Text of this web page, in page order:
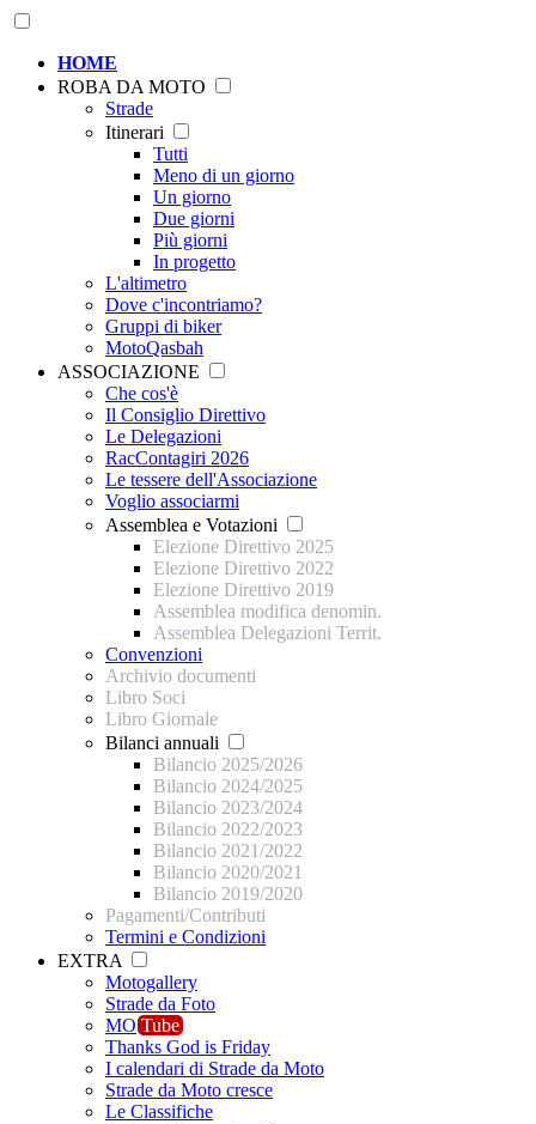
HOME
ROBA DA MOTO
Strade
Itinerari
Tutti
Meno di un giorno
Un giorno
Due giorni
Più giorni
In progetto
L'altimetro
Dove c'incontriamo?
Gruppi di biker
MotoQasbah
ASSOCIAZIONE
Che cos'è
Il Consiglio Direttivo
Le Delegazioni
RacContagiri 2026
Le tessere dell'Associazione
Voglio associarmi
Assemblea e Votazioni
Elezione Direttivo 2025
Elezione Direttivo 2022
Elezione Direttivo 2019
Assemblea modifica denomin.
Assemblea Delegazioni Territ.
Convenzioni
Archivio documenti
Libro Soci
Libro Giornale
Bilanci annuali
Bilancio 2025/2026
Bilancio 2024/2025
Bilancio 2023/2024
Bilancio 2022/2023
Bilancio 2021/2022
Bilancio 2020/2021
Bilancio 2019/2020
Pagamenti/Contributi
Termini e Condizioni
EXTRA
Motogallery
Strade da Foto
MO Tube
Thanks God is Friday
I calendari di Strade da Moto
Strade da Moto cresce
Le Classifiche